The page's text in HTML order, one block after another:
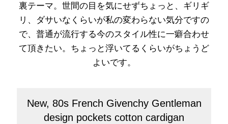
裏テーマ。世間の目を気にせずちょっと、ギリギ
リ、ダサいなくらいが私の変わらない気分ですの
で、普通が流行する今のスタイル性に一癖合わせ
て頂きたい。ちょっと浮いてるくらいがちょうど
よいです。
New, 80s French Givenchy Gentleman
design pockets cotton cardigan